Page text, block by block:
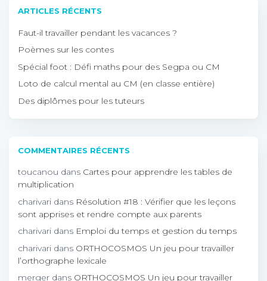
ARTICLES RÉCENTS
Faut-il travailler pendant les vacances ?
Poèmes sur les contes
Spécial foot : Défi maths pour des Segpa ou CM
Loto de calcul mental au CM (en classe entière)
Des diplômes pour les tuteurs
COMMENTAIRES RÉCENTS
toucanou dans Cartes pour apprendre les tables de
multiplication
charivari dans Résolution #18 : Vérifier que les leçons
sont apprises et rendre compte aux parents
charivari dans Emploi du temps et gestion du temps
charivari dans ORTHOCOSMOS Un jeu pour travailler
l’orthographe lexicale
merger dans ORTHOCOSMOS Un jeu pour travailler